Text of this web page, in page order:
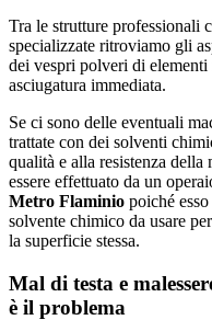
Tra le strutture professionali
specializzate ritroviamo gli
dei vespri polveri di
asciugatura immediata.
Se ci sono delle eventuali
trattate con dei solventi
qualità e alla resistenza della
essere effettuato da un
Metro Flaminio poiché
solvente chimico da usare
la superficie stessa.
Mal di testa e
è il problema